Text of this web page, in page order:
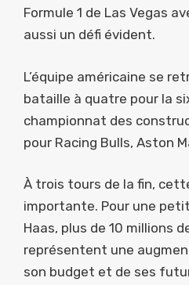
Formule 1 de Las Vegas
aussi un défi évident.
L’équipe américaine se
bataille à quatre pour la
championnat des
pour Racing Bulls, Aston
À trois tours de la fin,
importante. Pour une
Haas, plus de 10 millions
représentent une
son budget et de ses